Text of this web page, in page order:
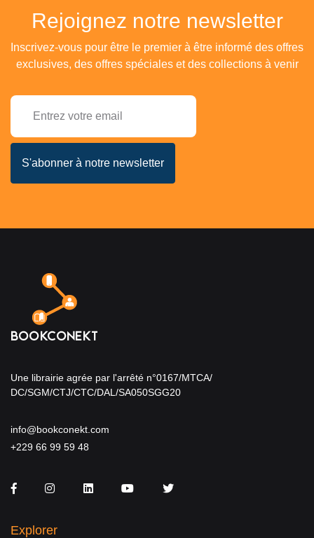
Rejoignez notre newsletter
Inscrivez-vous pour être le premier à être informé des offres
exclusives, des offres spéciales et des collections à venir
Une librairie agrée par l'arrêté n°0167/MTCA/
DC/SGM/CTJ/CTC/DAL/SA050SGG20
info@bookconekt.com
+229 66 99 59 48
FacebookInstagramLinkedInYou TubeTwitter
Explorer